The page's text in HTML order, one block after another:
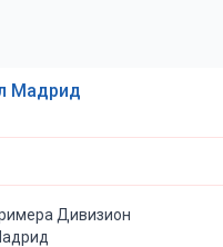
Мадрид
Дивизион